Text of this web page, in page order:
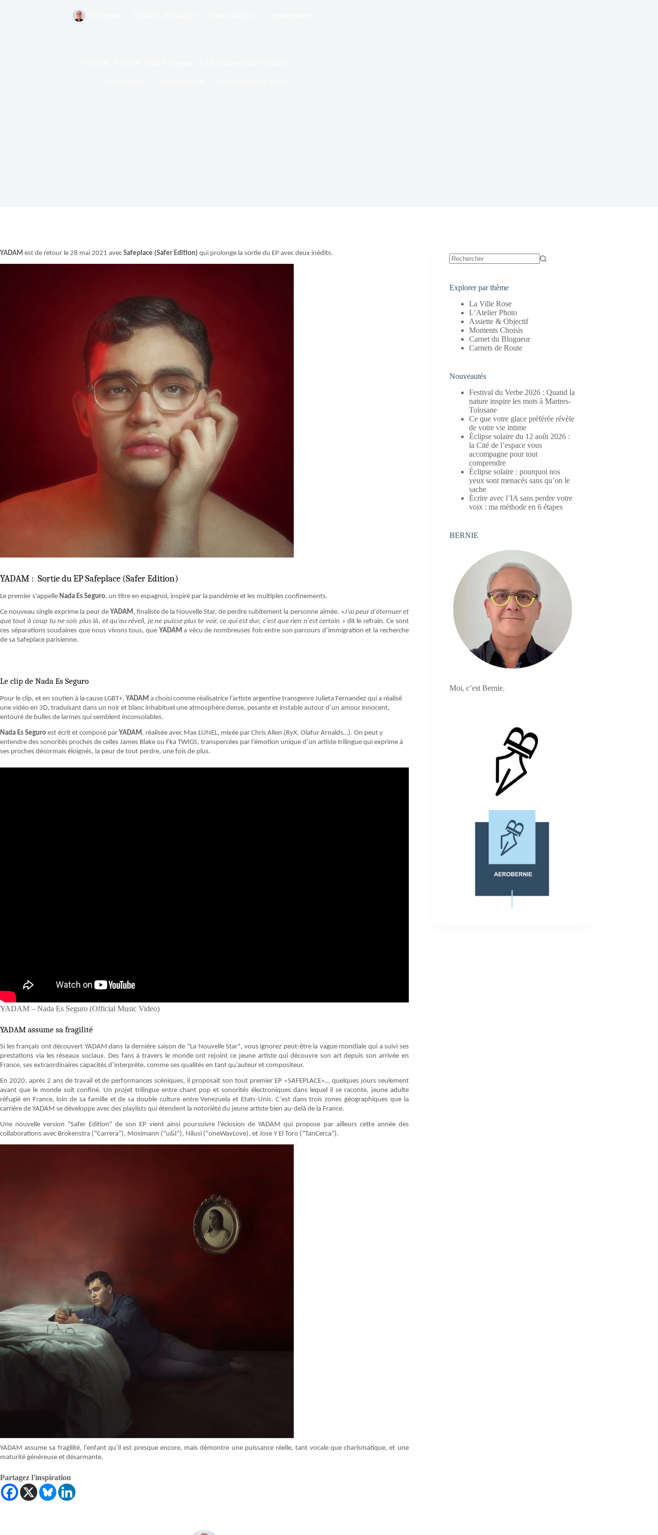
YADAM est de retour le 28 mai 2021 avec Safeplace (Safer Edition) qui prolonge la sortie du EP avec deux inédits.
YADAM : Sortie du EP Safeplace (Safer Edition)
Le premier s'appelle Nada Es Seguro, un titre en espagnol, inspiré par la pandémie et les multiples confinements.
Ce nouveau single exprime la peur de YADAM , finaliste de la Nouvelle Star, de perdre subitement la personne aimée. «J’ai peur d’éternuer et
que tout à coup tu ne sois plus là, et qu’au réveil, je ne puisse plus te voir, ce qui est dur, c’est que rien n’est certain » dit le refrain. Ce sont
ces séparations soudaines que nous vivons tous, que YADAM a vécu de nombreuses fois entre son parcours d’immigration et la recherche
de sa Safeplace parisienne.
Le clip de Nada Es Seguro
Pour le clip, et en soutien à la cause LGBT+, YADAM a choisi comme réalisatrice l’artiste argentine transgenre Julieta Fernandez qui a réalisé
une vidéo en 3D, traduisant dans un noir et blanc inhabituel une atmosphère dense, pesante et instable autour d’un amour innocent,
entouré de bulles de larmes qui semblent inconsolables.
Nada Es Seguro est écrit et composé par YADAM , réalisée avec Max LUNEL, mixée par Chris Allen (RyX, Olafur Arnalds…). On peut y
entendre des sonorités proches de celles James Blake ou Fka TWIGS, transpercées par l’émotion unique d’un artiste trilingue qui exprime à
ses proches désormais éloignés, la peur de tout perdre, une fois de plus.
YADAM – Nada Es Seguro (Official Music Video)
YADAM assume sa fragilité
Si les français ont découvert YADAM dans la dernière saison de "La Nouvelle Star", vous ignorez peut-être la vague mondiale qui a suivi ses
prestations via les réseaux sociaux. Des fans à travers le monde ont rejoint ce jeune artiste qui découvre son art depuis son arrivée en
France, ses extraordinaires capacités d’interprète, comme ses qualités en tant qu’auteur et compositeur.
En 2020, après 2 ans de travail et de performances scéniques, il proposait son tout premier EP «SAFEPLACE»… quelques jours seulement
avant que le monde soit confiné. Un projet trilingue entre chant pop et sonorités électroniques dans lequel il se raconte, jeune adulte
réfugié en France, loin de sa famille et de sa double culture entre Venezuela et Etats-Unis. C’est dans trois zones géographiques que la
carrière de YADAM se développe avec des playlists qui étendent la notoriété du jeune artiste bien au-delà de la France.
Une nouvelle version "Safer Edition" de son EP vient ainsi poursuivre l’éclosion de YADAM qui propose par ailleurs cette année des
collaborations avec Brokenstra ("Carrera"), Mosimann ("u&I"), Nilusi ("oneWayLove), et Jose Y El Toro ("TanCerca").
YADAM assume sa fragilité, l’enfant qu’il est presque encore, mais démontre une puissance réelle, tant vocale que charismatique, et une
maturité généreuse et désarmante.
Partagez l'inspiration
Explorer par thème
La Ville Rose
L’Atelier Photo
Assiette & Objectif
Moments Choisis
Carnet du Blogueur
Carnets de Route
Nouveautés
Festival du Verbe 2026 : Quand la
nature inspire les mots à Martres-
Tolosane
Ce que votre glace préférée révèle
de votre vie intime
Éclipse solaire du 12 août 2026 :
la Cité de l’espace vous
accompagne pour tout
comprendre
Éclipse solaire : pourquoi nos
yeux sont menacés sans qu’on le
sache
Écrire avec l’IA sans perdre votre
voix : ma méthode en 6 étapes
BERNIE
Moi, c’est Bernie.